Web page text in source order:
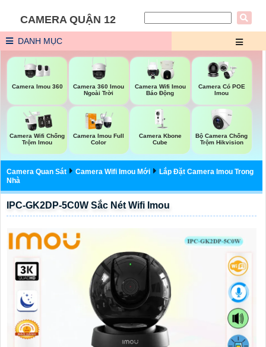
CAMERA QUẬN 12
DANH MỤC
Camera Imou 360
Camera 360 Imou
Ngoài Trời
Camera Wifi Imou
Báo Động
Camera Có POE
Imou
Camera Wifi Chống
Trộm Imou
Camera Imou Full
Color
Camera Kbone
Cube
Bộ Camera Chống
Trộm Hikvision
Camera Quan Sát Camera Wifi Imou Mới
Lắp Đặt Camera Imou Trong
Nhà
IPC-GK2DP-5C0W Sắc Nét Wifi Imou